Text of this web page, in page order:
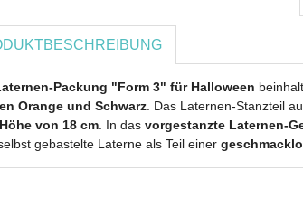
Packung "Form 3" für Halloween
Orange und Schwarz . Das Laternen-Stanzteil
Höhe von 18 cm . In das vorgestanzte Laternen-
gebastelte Laterne als Teil einer